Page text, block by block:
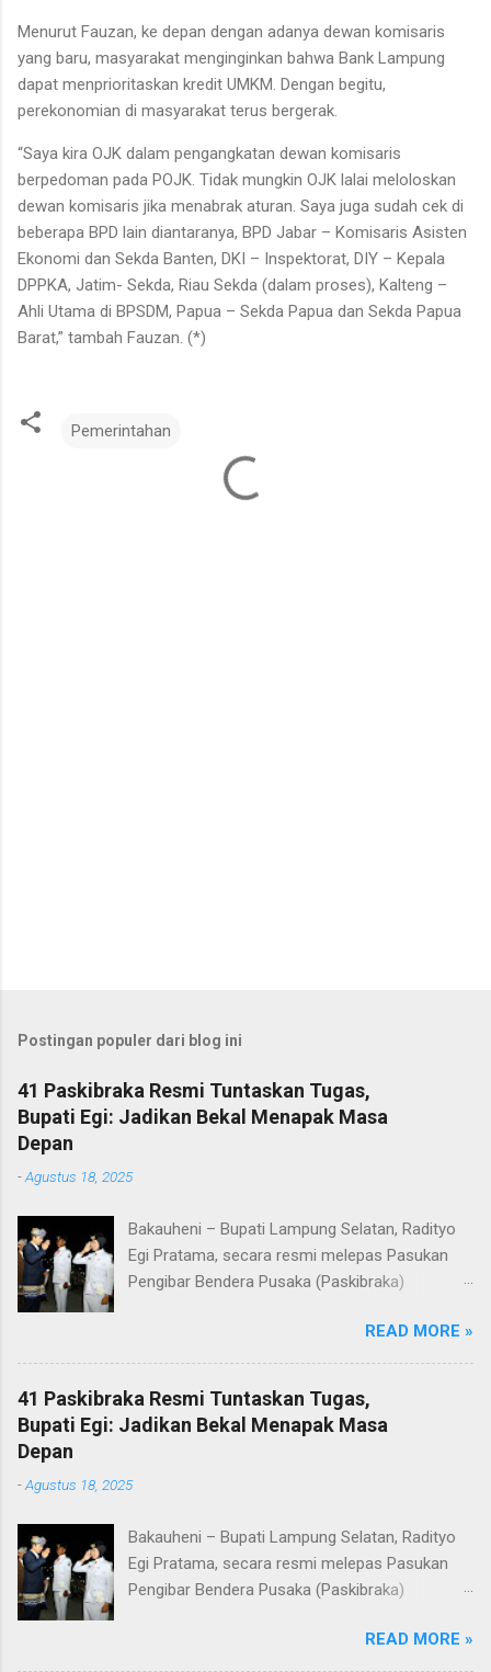
Menurut Fauzan, ke depan dengan adanya dewan komisaris
yang baru, masyarakat menginginkan bahwa Bank Lampung
dapat menprioritaskan kredit UMKM. Dengan begitu,
perekonomian di masyarakat terus bergerak.
“Saya kira OJK dalam pengangkatan dewan komisaris
berpedoman pada POJK. Tidak mungkin OJK lalai meloloskan
dewan komisaris jika menabrak aturan. Saya juga sudah cek di
beberapa BPD lain diantaranya, BPD Jabar – Komisaris Asisten
Ekonomi dan Sekda Banten, DKI – Inspektorat, DIY – Kepala
DPPKA, Jatim- Sekda, Riau Sekda (dalam proses), Kalteng –
Ahli Utama di BPSDM, Papua – Sekda Papua dan Sekda Papua
Barat,” tambah Fauzan. (*)
Pemerintahan
Postingan populer dari blog ini
41 Paskibraka Resmi Tuntaskan Tugas,
Bupati Egi: Jadikan Bekal Menapak Masa
Depan
-Agustus 18, 2025
Bakauheni – Bupati Lampung Selatan, Radityo
Egi Pratama, secara resmi melepas Pasukan
Pengibar Bendera Pusaka (Paskibraka)
Pelepasan dilakukan usai upacara penurunan
bendera di Lapangan Menara Siger, Bakauheni,
Minggu malam (17/8/2025). Sebanyak 41
anggota Paskibraka yang sebelumnya sukses
mengibarkan Sang Saka Merah Putih pada
Indonesia di Kabupaten Lampung Selatan, kini
dengan penuh apresiasi atas dedikasi, disiplin,
dan semangat kebangsaan yang ditunjukkan
sepanjang rangkaian acara. Dalam
bangga dan terima kasih kepada seluruh
READ MORE »
41 Paskibraka Resmi Tuntaskan Tugas,
Bupati Egi: Jadikan Bekal Menapak Masa
Depan
-Agustus 18, 2025
Bakauheni – Bupati Lampung Selatan, Radityo
Egi Pratama, secara resmi melepas Pasukan
Pengibar Bendera Pusaka (Paskibraka)
Pelepasan dilakukan usai upacara penurunan
READ MORE »